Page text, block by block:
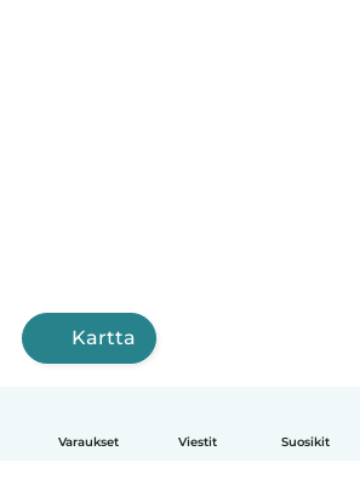
Varaukset Viestit Suosikit
Kartta